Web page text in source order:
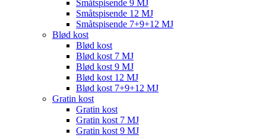
Småtspisende 9 MJ
Småtspisende 12 MJ
Småtspisende 7+9+12 MJ
Blød kost
Blød kost
Blød kost 7 MJ
Blød kost 9 MJ
Blød kost 12 MJ
Blød kost 7+9+12 MJ
Gratin kost
Gratin kost
Gratin kost 7 MJ
Gratin kost 9 MJ